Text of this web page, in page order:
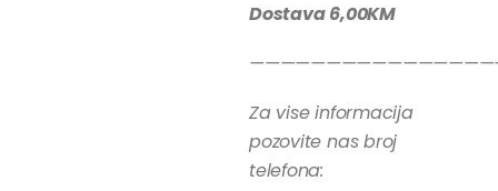
Dostava 6,00KM
Za vise informacija
pozovite nas broj
telefona: